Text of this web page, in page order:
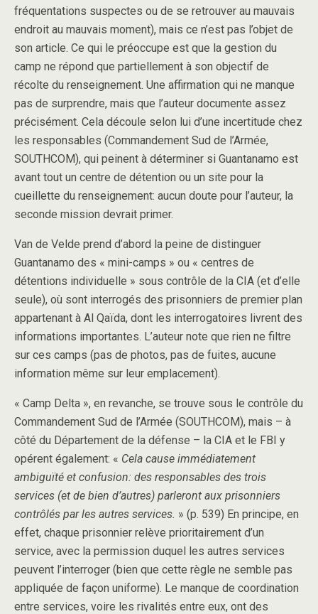
fréquentations suspectes ou de se retrouver au mauvais
endroit au mauvais moment), mais ce n’est pas l’objet de
son article. Ce qui le préoccupe est que la gestion du
camp ne répond que partiellement à son objectif de
récolte du renseignement. Une affirmation qui ne manque
pas de surprendre, mais que l’auteur documente assez
précisément. Cela découle selon lui d’une incertitude chez
les responsables (Commandement Sud de l’Armée,
SOUTHCOM), qui peinent à déterminer si Guantanamo est
avant tout un centre de détention ou un site pour la
cueillette du renseignement: aucun doute pour l’auteur, la
seconde mission devrait primer.
Van de Velde prend d’abord la peine de distinguer
Guantanamo des « mini-camps » ou « centres de
détentions individuelle » sous contrôle de la CIA (et d’elle
seule), où sont interrogés des prisonniers de premier plan
appartenant à Al Qaïda, dont les interrogatoires livrent des
informations importantes. L’auteur note que rien ne filtre
sur ces camps (pas de photos, pas de fuites, aucune
information même sur leur emplacement).
« Camp Delta », en revanche, se trouve sous le contrôle du
Commandement Sud de l’Armée (SOUTHCOM), mais – à
côté du Département de la défense – la CIA et le FBI y
opérent également: « Cela cause immédiatement
ambiguïté et confusion: des responsables des trois
services (et de bien d’autres) parleront aux prisonniers
contrôlés par les autres services. » (p. 539) En principe, en
effet, chaque prisonnier relève prioritairement d’un
service, avec la permission duquel les autres services
peuvent l’interroger (bien que cette règle ne semble pas
appliquée de façon uniforme). Le manque de coordination
entre services, voire les rivalités entre eux, ont des